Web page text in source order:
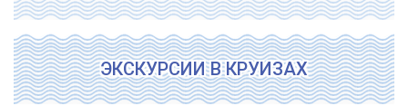
ЭКСКУРСИИ В КРУИЗАХ